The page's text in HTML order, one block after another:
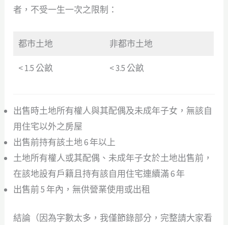
者，不受一生一次之限制：
都市土地 非都市土地
< 1.5 公畝 < 3.5 公畝
出售時土地所有權人與其配偶及未成年子女，無該自
用住宅以外之房屋
出售前持有該土地 6 年以上
土地所有權人或其配偶、未成年子女於土地出售前，
在該地設有戶籍且持有該自用住宅連續滿 6 年
出售前 5 年內，無供營業使用或出租
結論（因為字數太多，我僅節錄部分，完整請大家看